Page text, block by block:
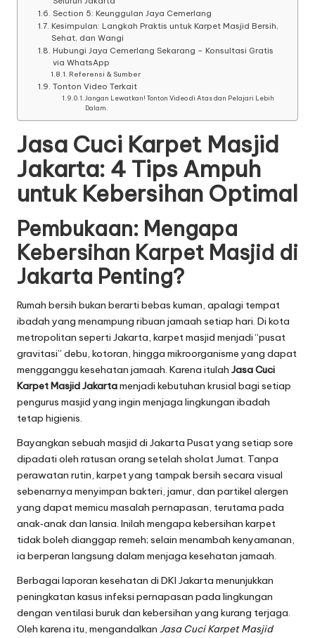
Section 5: Keunggulan Jaya Cemerlang
Kesimpulan: Langkah Praktis untuk Karpet Masjid Bersih,
Sehat, dan Wangi
Hubungi Jaya Cemerlang Sekarang – Konsultasi Gratis
via WhatsApp
Referensi & Sumber
Tonton Video Terkait
Jangan Lewatkan! Tonton Video di Atas dan Pelajari Lebih
Dalam.
Jasa Cuci Karpet Masjid
Jakarta: 4 Tips Ampuh
untuk Kebersihan Optimal
Pembukaan: Mengapa
Kebersihan Karpet Masjid di
Jakarta Penting?
Rumah bersih bukan berarti bebas kuman, apalagi tempat
ibadah yang menampung ribuan jamaah setiap hari. Di kota
metropolitan seperti Jakarta, karpet masjid menjadi “pusat
gravitasi” debu, kotoran, hingga mikroorganisme yang dapat
mengganggu kesehatan jamaah. Karena itulah Jasa Cuci
Karpet Masjid Jakartamenjadi kebutuhan krusial bagi setiap
pengurus masjid yang ingin menjaga lingkungan ibadah
tetap higienis.
Bayangkan sebuah masjid di Jakarta Pusat yang setiap sore
dipadati oleh ratusan orang setelah sholat Jumat. Tanpa
perawatan rutin, karpet yang tampak bersih secara visual
sebenarnya menyimpan bakteri, jamur, dan partikel alergen
yang dapat memicu masalah pernapasan, terutama pada
anak‑anak dan lansia. Inilah mengapa kebersihan karpet
tidak boleh dianggap remeh; selain menambah kenyamanan,
ia berperan langsung dalam menjaga kesehatan jamaah.
Berbagai laporan kesehatan di DKI Jakarta menunjukkan
peningkatan kasus infeksi pernapasan pada lingkungan
dengan ventilasi buruk dan kebersihan yang kurang terjaga.
Oleh karena itu, mengandalkan Jasa Cuci Karpet Masjid